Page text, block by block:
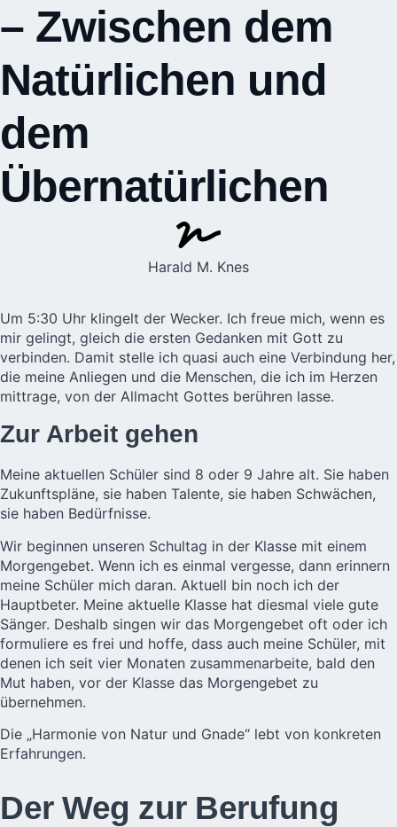
– Zwischen dem
Natürlichen und
dem
Übernatürlichen
Harald M. Knes
Um 5:30 Uhr klingelt der Wecker. Ich freue mich, wenn es
mir gelingt, gleich die ersten Gedanken mit Gott zu
verbinden. Damit stelle ich quasi auch eine Verbindung her,
die meine Anliegen und die Menschen, die ich im Herzen
mittrage, von der Allmacht Gottes berühren lasse.
Zur Arbeit gehen
Meine aktuellen Schüler sind 8 oder 9 Jahre alt. Sie haben
Zukunftspläne, sie haben Talente, sie haben Schwächen,
sie haben Bedürfnisse.
Wir beginnen unseren Schultag in der Klasse mit einem
Morgengebet. Wenn ich es einmal vergesse, dann erinnern
meine Schüler mich daran. Aktuell bin noch ich der
Hauptbeter. Meine aktuelle Klasse hat diesmal viele gute
Sänger. Deshalb singen wir das Morgengebet oft oder ich
formuliere es frei und hoffe, dass auch meine Schüler, mit
denen ich seit vier Monaten zusammenarbeite, bald den
Mut haben, vor der Klasse das Morgengebet zu
übernehmen.
Die „Harmonie von Natur und Gnade“ lebt von konkreten
Erfahrungen.
Der Weg zur Berufung